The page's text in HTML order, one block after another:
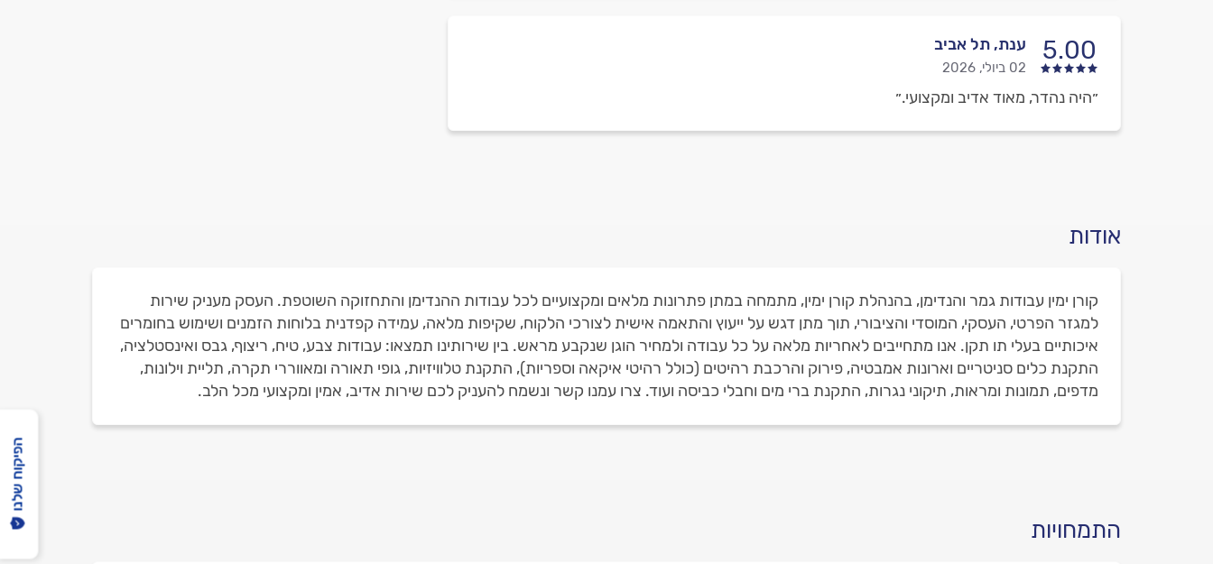
5.00 ענת, תל אביב
02 ביולי, 2026
״היה נהדר, מאוד אדיב ומקצועי.״
אודות
קורן ימין עבודות גמר והנדימן, בהנהלת קורן ימין, מתמחה במתן פתרונות מלאים ומקצועיים לכל עבודות ההנדימן והתחזוקה השוטפת. העסק מעניק שירות
למגזר הפרטי, העסקי, המוסדי והציבורי, תוך מתן דגש על ייעוץ והתאמה אישית לצורכי הלקוח, שקיפות מלאה, עמידה קפדנית בלוחות הזמנים ושימוש בחומרים
איכותיים בעלי תו תקן. אנו מתחייבים לאחריות מלאה על כל עבודה ולמחיר הוגן שנקבע מראש. בין שירותינו תמצאו: עבודות צבע, טיח, ריצוף, גבס ואינסטלציה,
התקנת כלים סניטריים וארונות אמבטיה, פירוק והרכבת רהיטים (כולל רהיטי איקאה וספריות), התקנת טלוויזיות, גופי תאורה ומאווררי תקרה, תליית וילונות,
מדפים, תמונות ומראות, תיקוני נגרות, התקנת ברי מים וחבלי כביסה ועוד. צרו עמנו קשר ונשמח להעניק לכם שירות אדיב, אמין ומקצועי מכל הלב.
התמחויות
הפיקוח שלנו